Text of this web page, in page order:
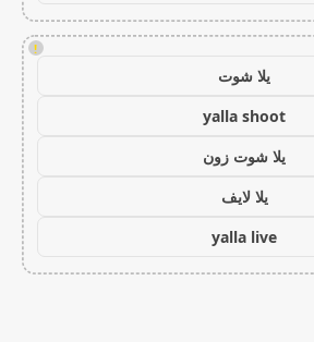
!
يلا شوت
yalla shoot
يلا شوت زون
يلا لايف
yalla live